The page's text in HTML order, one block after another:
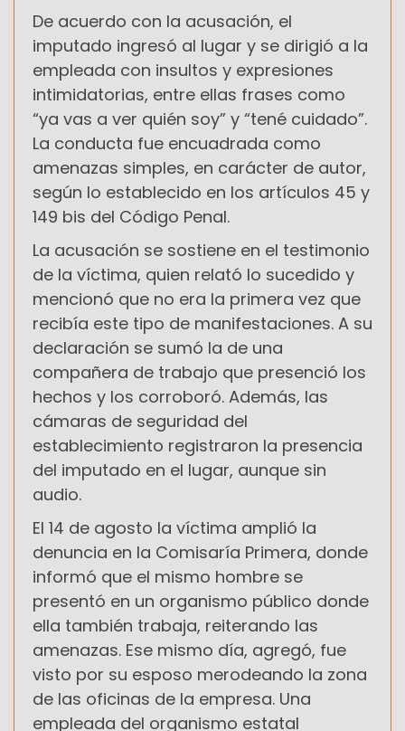
De acuerdo con la acusación, el
imputado ingresó al lugar y se dirigió a la
empleada con insultos y expresiones
intimidatorias, entre ellas frases como
“ya vas a ver quién soy” y “tené cuidado”.
La conducta fue encuadrada como
amenazas simples, en carácter de autor,
según lo establecido en los artículos 45 y
149 bis del Código Penal.
La acusación se sostiene en el testimonio
de la víctima, quien relató lo sucedido y
mencionó que no era la primera vez que
recibía este tipo de manifestaciones. A su
declaración se sumó la de una
compañera de trabajo que presenció los
hechos y los corroboró. Además, las
cámaras de seguridad del
establecimiento registraron la presencia
del imputado en el lugar, aunque sin
audio.
El 14 de agosto la víctima amplió la
denuncia en la Comisaría Primera, donde
informó que el mismo hombre se
presentó en un organismo público donde
ella también trabaja, reiterando las
amenazas. Ese mismo día, agregó, fue
visto por su esposo merodeando la zona
de las oficinas de la empresa. Una
empleada del organismo estatal